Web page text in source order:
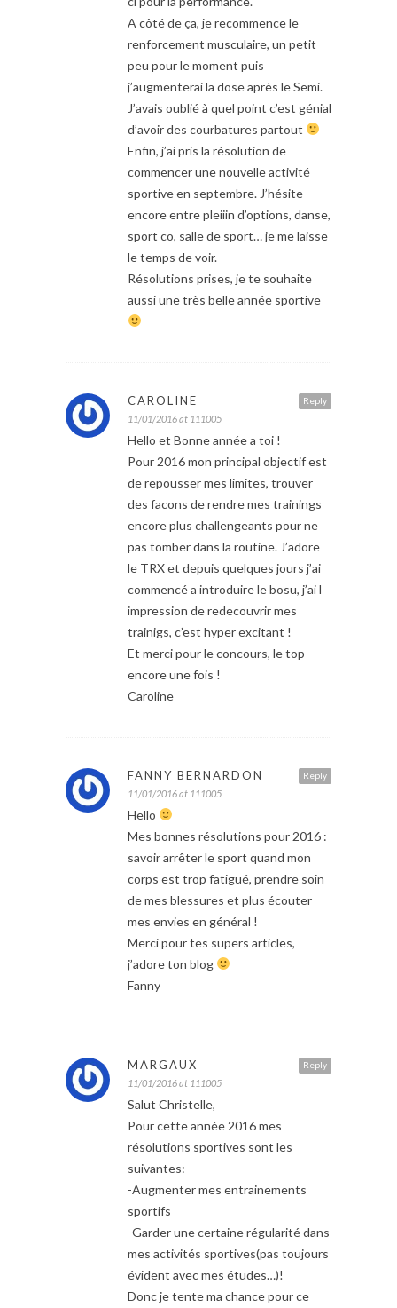
A côté de ça, je recommence le
renforcement musculaire, un petit
peu pour le moment puis
j’augmenterai la dose après le Semi.
J’avais oublié à quel point c’est génial
d’avoir des courbatures partout
Enfin, j’ai pris la résolution de
commencer une nouvelle activité
sportive en septembre. J’hésite
encore entre pleiiin d’options, danse,
sport co, salle de sport… je me laisse
le temps de voir.
Résolutions prises, je te souhaite
aussi une très belle année sportive
Reply
CAROLINE
11/01/2016 at 111005
Hello et Bonne année a toi !
Pour 2016 mon principal objectif est
de repousser mes limites, trouver
des facons de rendre mes trainings
encore plus challengeants pour ne
pas tomber dans la routine. J’adore
le TRX et depuis quelques jours j’ai
commencé a introduire le bosu, j’ai l
impression de redecouvrir mes
trainigs, c’est hyper excitant !
Et merci pour le concours, le top
encore une fois !
Caroline
Reply
FANNY BERNARDON
11/01/2016 at 111005
Hello
Mes bonnes résolutions pour 2016 :
savoir arrêter le sport quand mon
corps est trop fatigué, prendre soin
de mes blessures et plus écouter
mes envies en général !
Merci pour tes supers articles,
j’adore ton blog
Fanny
Reply
MARGAUX
11/01/2016 at 111005
Salut Christelle,
Pour cette année 2016 mes
résolutions sportives sont les
suivantes:
-Augmenter mes entrainements
sportifs
-Garder une certaine régularité dans
mes activités sportives(pas toujours
évident avec mes études…)!
Donc je tente ma chance pour ce